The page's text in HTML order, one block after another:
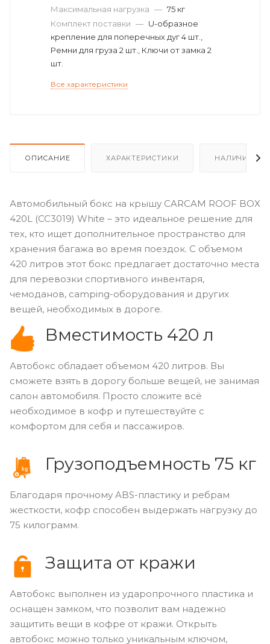
Максимальная нагрузка — 75 кг
Комплект поставки — U-образное
крепление для поперечных дуг 4 шт.,
Ремни для груза 2 шт., Ключи от замка 2
шт.
Все характеристики
ОПИСАНИЕ ХАРАКТЕРИСТИКИ НАЛИЧИЕ
Автомобильный бокс на крышу CARCAM ROOF BOX
420L (CC3019) White – это идеальное решение для
тех, кто ищет дополнительное пространство для
хранения багажа во время поездок. С объемом
420 литров этот бокс предлагает достаточно места
для перевозки спортивного инвентаря,
чемоданов, camping-оборудования и других
вещей, необходимых в дороге.
Вместимость 420 л
Автобокс обладает объемом 420 литров. Вы
сможете взять в дорогу больше вещей, не занимая
салон автомобиля. Просто сложите всё
необходимое в кофр и путешествуйте с
комфортом для себя и пассажиров.
Грузоподъемность 75 кг
Благодаря прочному ABS-пластику и ребрам
жесткости, кофр способен выдержать нагрузку до
75 килограмм.
Защита от кражи
Автобокс выполнен из ударопрочного пластика и
оснащен замком, что позволит вам надежно
защитить вещи в кофре от кражи. Открыть
автобокс можно только уникальным ключом,